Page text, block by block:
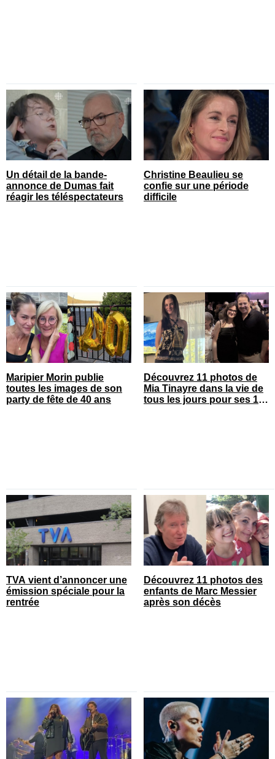
Un détail de la bande-
annonce de Dumas fait
réagir les téléspectateurs
Christine Beaulieu se
confie sur une période
difficile
Maripier Morin publie
toutes les images de son
party de fête de 40 ans
Découvrez 11 photos de
Mia Tinayre dans la vie de
tous les jours pour ses 18
TVA vient d’annoncer une
émission spéciale pour la
rentrée
Découvrez 11 photos des
enfants de Marc Messier
après son décès